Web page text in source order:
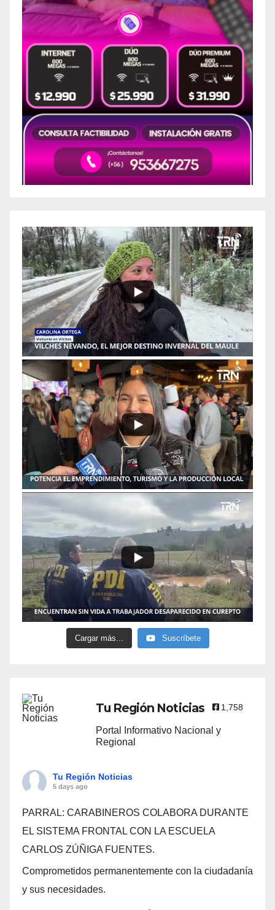
Cargar más... Suscríbete
Tu Región Noticias 1,758
Portal Informativo Nacional y
Regional
Tu Región Noticias
5 days ago
PARRAL: CARABINEROS COLABORA DURANTE
EL SISTEMA FRONTAL CON LA ESCUELA
CARLOS ZÚÑIGA FUENTES.
Comprometidos permanentemente con la ciudadanía
y sus necesidades.